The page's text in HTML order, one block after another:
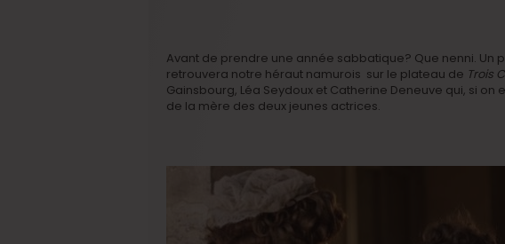
Avant de prendre une année sabbatique? Que nenni. Un
retrouvera notre héraut namurois sur le plateau de Trois
Gainsbourg, Léa Seydoux et Catherine Deneuve qui, si
de la mère des deux jeunes actrices.